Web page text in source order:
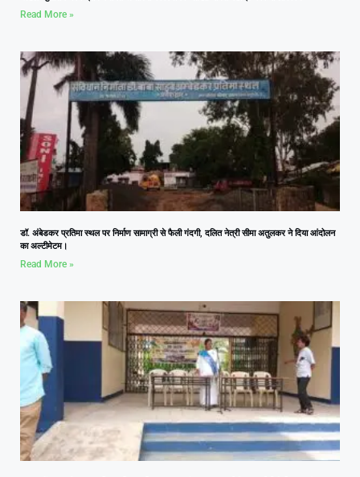
Read More »
डॉ. अंबेडकर प्रतिमा स्थल पर निर्माण सामाग्री से फैली गंदगी, दलित नेत्री सीमा अतुलकर ने दिया आंदोलन
का अल्टीमेटम।
Read More »